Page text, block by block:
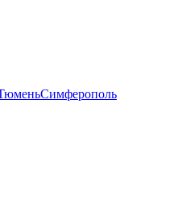
Симферополь